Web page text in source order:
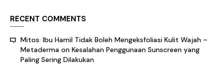
RECENT COMMENTS
Mitos: Ibu Hamil Tidak Boleh Mengeksfoliasi Kulit Wajah –
Metaderma on Kesalahan Penggunaan Sunscreen yang
Paling Sering Dilakukan